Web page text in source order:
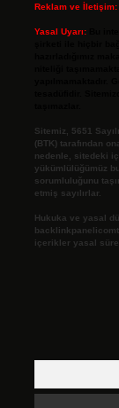
Reklam ve İletişim:
Yasal Uyarı:
Sitemiz, 5651
(BTK) tarafından
nedenle, sitedeki
yükümlülüğümüz
sorumluluğunu
etmiş sayılırlar.
Hukuka ve yasal
içerikler yasal süre